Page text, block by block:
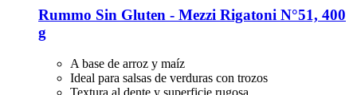
Rummo Sin Gluten -​ Mezzi Rigatoni N°51, 400
g
A base de arroz y maíz
Ideal para salsas de verduras con trozos